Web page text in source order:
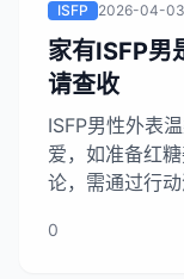
ISFP 2026-04-
家有ISFP男
请查收
ISFP男性外表
爱，如准备红
论，需通过行
他们的感受型
0